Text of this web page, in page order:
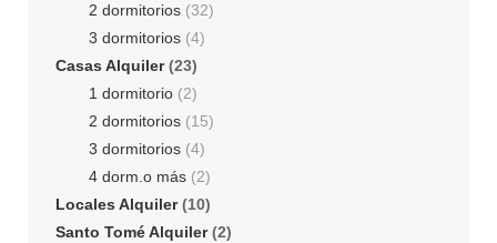
2 dormitorios (32)
3 dormitorios (4)
Casas Alquiler(23)
1 dormitorio (2)
2 dormitorios (15)
3 dormitorios (4)
4 dorm.o más (2)
Locales Alquiler(10)
Santo Tomé Alquiler(2)